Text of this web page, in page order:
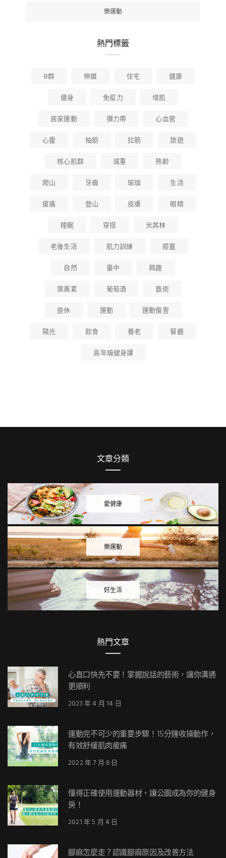
樂運動
熱門標籤
B群 伸展 住宅
健康
健身
免疫力
增肌
居家運動
彈力帶
心血管
心靈
抽筋 拉筋
旅遊
核心肌群
減重
熟齡
爬山
牙齒 瑜珈
生活
痠痛
登山 皮膚
眼睛
睡眠
穿搭
米其林
老後生活
肌力訓練
膝蓋
自然
臺中
興趣
葉黃素
葡萄酒
藝術
退休
運動
運動傷害
陽光
飲食 養老
餐廳
高年級健身課
文章分類
愛健康
樂運動
好生活
熱門文章
心直口快先不要！掌握說話的藝術，讓你溝通
更順利
2023 年 4 月 14 日
運動完不可少的重要步驟！15分鐘收操動作，
有效舒緩肌肉痠痛
2022 年 7 月 6 日
懂得正確使用運動器材，讓公園成為你的健身
房！
2021 年 5 月 4 日
腳麻怎麼走？認識腳麻原因及改善方法